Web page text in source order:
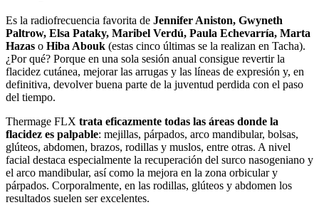
Es la radiofrecuencia favorita de Jennifer Aniston, Gwyneth
Paltrow, Elsa Pataky, Maribel Verdú, Paula Echevarría, Marta
Hazas o Hiba Abouk (estas cinco últimas se la realizan en Tacha).
¿Por qué? Porque en una sola sesión anual consigue revertir la
flacidez cutánea, mejorar las arrugas y las líneas de expresión y, en
definitiva, devolver buena parte de la juventud perdida con el paso
del tiempo.
Thermage FLX trata eficazmente todas las áreas donde la
flacidez es palpable: mejillas, párpados, arco mandibular, bolsas,
glúteos, abdomen, brazos, rodillas y muslos, entre otras. A nivel
facial destaca especialmente la recuperación del surco nasogeniano y
el arco mandibular, así como la mejora en la zona orbicular y
párpados. Corporalmente, en las rodillas, glúteos y abdomen los
resultados suelen ser excelentes.